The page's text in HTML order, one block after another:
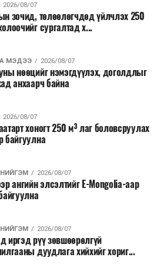
2026/08/07
зочид, төлөөлөгчдөд үйлчлэх 250
сургалтад х...
МЭДЭЭ 2026/08/07
нөөцийг нэмэгдүүлэх, доголдлыг
анхаарч байна
2026/08/07
хоногт 250 м³ лаг боловсруулах
байгуулна
2026/08/07
ангийн элсэлтийг E-Mongolia-аар
2026/08/07
иргэд рүү зөвшөөрөлгүй
дуудлага хийхийг хориг...